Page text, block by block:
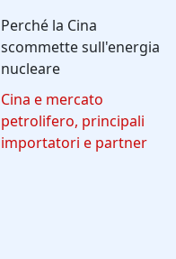
Perché la Cina
scommette sull'energia
nucleare
Cina e mercato
petrolifero, principali
importatori e partner